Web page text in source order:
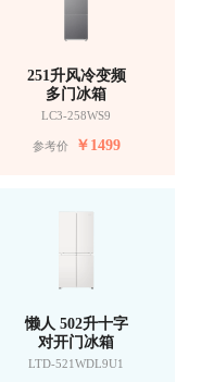
251升风冷变频
多门冰箱
LC3-258WS9
参考价 ￥1499
懒人 502升十字
对开门冰箱
LTD-521WDL9U1